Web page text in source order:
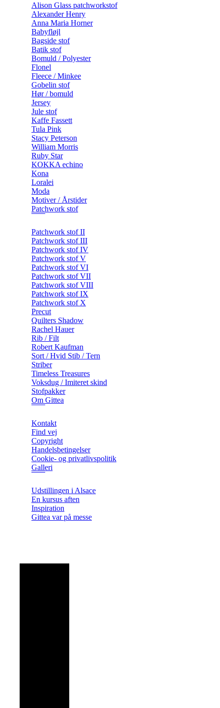
Alison Glass patchworkstof
Alexander Henry
Anna Maria Horner
Babyfløjl
Bagside stof
Batik stof
Bomuld / Polyester
Flonel
Fleece / Minkee
Gobelin stof
Hør / bomuld
Jersey
Jule stof
Kaffe Fassett
Tula Pink
Stacy Peterson
William Morris
Ruby Star
KOKKA echino
Kona
Loralei
Moda
Motiver / Årstider
Patchwork stof
Patchwork stof II
Patchwork stof III
Patchwork stof IV
Patchwork stof V
Patchwork stof VI
Patchwork stof VII
Patchwork stof VIII
Patchwork stof IX
Patchwork stof X
Precut
Quilters Shadow
Rachel Hauer
Rib / Filt
Robert Kaufman
Sort / Hvid Stib / Tern
Striber
Timeless Treasures
Voksdug / Imiteret skind
Stofpakker
Om Gittea
Kontakt
Find vej
Copyright
Handelsbetingelser
Cookie- og privatlivspolitik
Galleri
Udstillingen i Alsace
En kursus aften
Inspiration
Gittea var på messe